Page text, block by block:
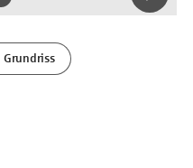
Grundriss